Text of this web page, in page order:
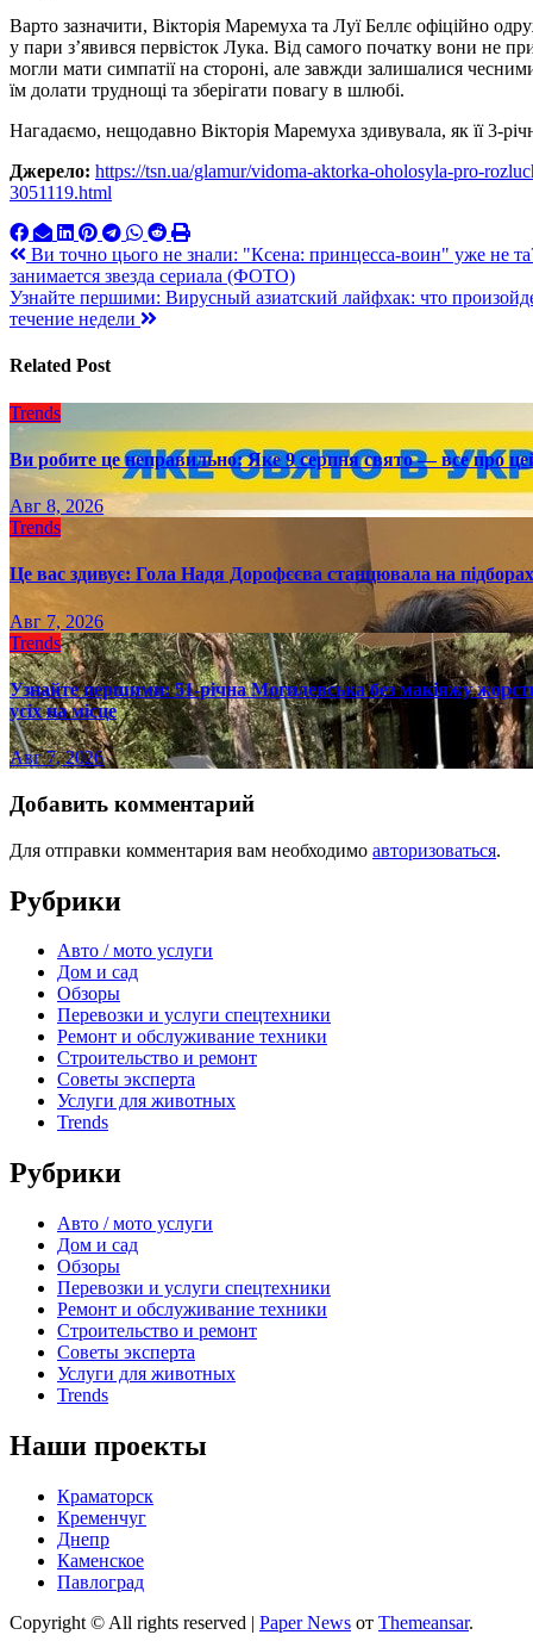
Варто зазначити, Вікторія Маремуха та Луї Беллє офіційно
у пари з’явився первісток Лука. Від самого початку вони не
могли мати симпатії на стороні, але завжди залишалися
їм долати труднощі та зберігати повагу в шлюбі.
Нагадаємо, нещодавно Вікторія Маремуха здивувала, як її 3-
Джерело: https://tsn.ua/glamur/vidoma-aktorka-oholosyla-pro-
3051119.html
Навигация
по
записям
Ви точно цього не знали: "Ксена: принцесса-воин" уже не
занимается звезда сериала (ФОТО)
Узнайте першими: Вирусный азиатский лайфхак: что
течение недели
Related Post
Trends
Ви робите це неправильно: Яке 9 серпня свято — все про
Авг 8, 2026
Trends
Це вас здивує: Гола Надя Дорофєєва станцювала на
Авг 7, 2026
Trends
Узнайте першими: 51-річна Могилевська без макіяжу
усіх на місце
Авг 7, 2026
Добавить комментарий
Для отправки комментария вам необходимо авторизоваться.
Рубрики
Авто / мото услуги
Дом и сад
Обзоры
Перевозки и услуги спецтехники
Ремонт и обслуживание техники
Строительство и ремонт
Советы эксперта
Услуги для животных
Trends
Рубрики
Авто / мото услуги
Дом и сад
Обзоры
Перевозки и услуги спецтехники
Ремонт и обслуживание техники
Строительство и ремонт
Советы эксперта
Услуги для животных
Trends
Наши проекты
Краматорск
Кременчуг
Днепр
Каменское
Павлоград
Copyright © All rights reserved | Paper News от Themeansar.